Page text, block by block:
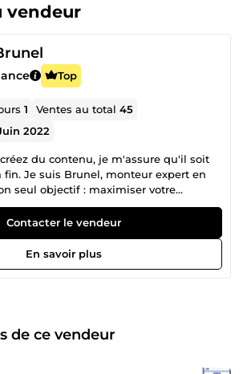
vendeur
Top
1 Ventes au total45
2022
du contenu, je m'assure qu'il soit
fin. Je suis Brunel, monteur expert en
seul objectif : maximiser votre
gagner du temps. 🎯 Ma Méthode
: Zéro temps
tous les blancs. Sous-titres
moderne, mots-clés en couleur.
: B-roll, effets sonores et transitions
respectés, zéro stress pour vous.
concentrez-vous sur votre message.
Contacter le vendeur
En savoir plus
de ce vendeur